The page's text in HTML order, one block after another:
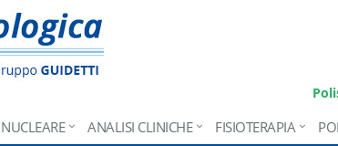
ANALISI CLINICHE FISIOTERAPIA